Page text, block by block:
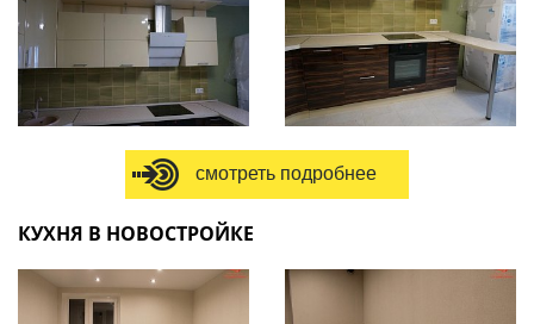
смотреть подробнее
КУХНЯ В НОВОСТРОЙКЕ